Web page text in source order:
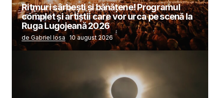
Ritmuri sârbești și bănățene! Programul
complet și artiștii care vor urca pe scenă la
Ruga Lugojeană 2026
de Gabriel Iosa 10 august 2026